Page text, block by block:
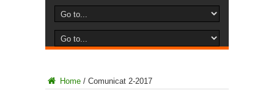
Home / Comunicat 2-2017